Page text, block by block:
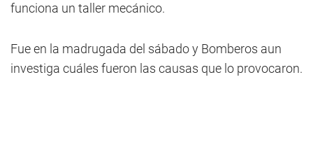
funciona un taller mecánico.
Fue en la madrugada del sábado y Bomberos aun
investiga cuáles fueron las causas que lo provocaron.